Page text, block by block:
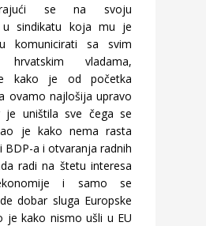
se na svoju
u sindikatu koja mu je
komunicirati sa svim
hrvatskim vladama,
kako je od početka
ovamo najlošija upravo
je uništila sve čega se
je kako nema rasta
BDP-a i otvaranja radnih
radi na štetu interesa
i samo se
dobar sluga Europske
je kako nismo ušli u EU